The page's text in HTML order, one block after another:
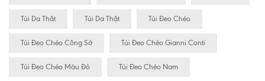
Túi Da Thât Túi Da Thật Túi Đeo Chéo
Túi Đeo Chéo Công Sở Túi Đeo Chéo Gianni Conti
Túi Đeo Chéo Màu Đỏ Túi Đeo Chéo Nam